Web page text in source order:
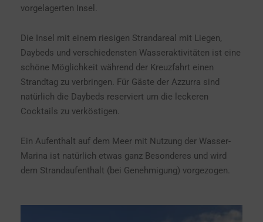
vorgelagerten Insel.
Die Insel mit einem riesigen Strandareal mit Liegen,
Daybeds und verschiedensten Wasseraktivitäten ist eine
schöne Möglichkeit während der Kreuzfahrt einen
Strandtag zu verbringen. Für Gäste der Azzurra sind
natürlich die Daybeds reserviert um die leckeren
Cocktails zu verköstigen.
Ein Aufenthalt auf dem Meer mit Nutzung der Wasser-
Marina ist natürlich etwas ganz Besonderes und wird
dem Strandaufenthalt (bei Genehmigung) vorgezogen.